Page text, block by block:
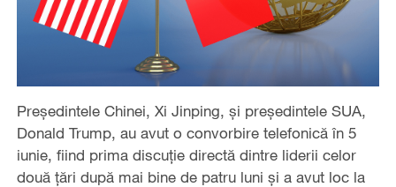
Președintele Chinei, Xi Jinping, și președintele SUA,
Donald Trump, au avut o convorbire telefonică în 5
iunie, fiind prima discuție directă dintre liderii celor
două țări după mai bine de patru luni și a avut loc la